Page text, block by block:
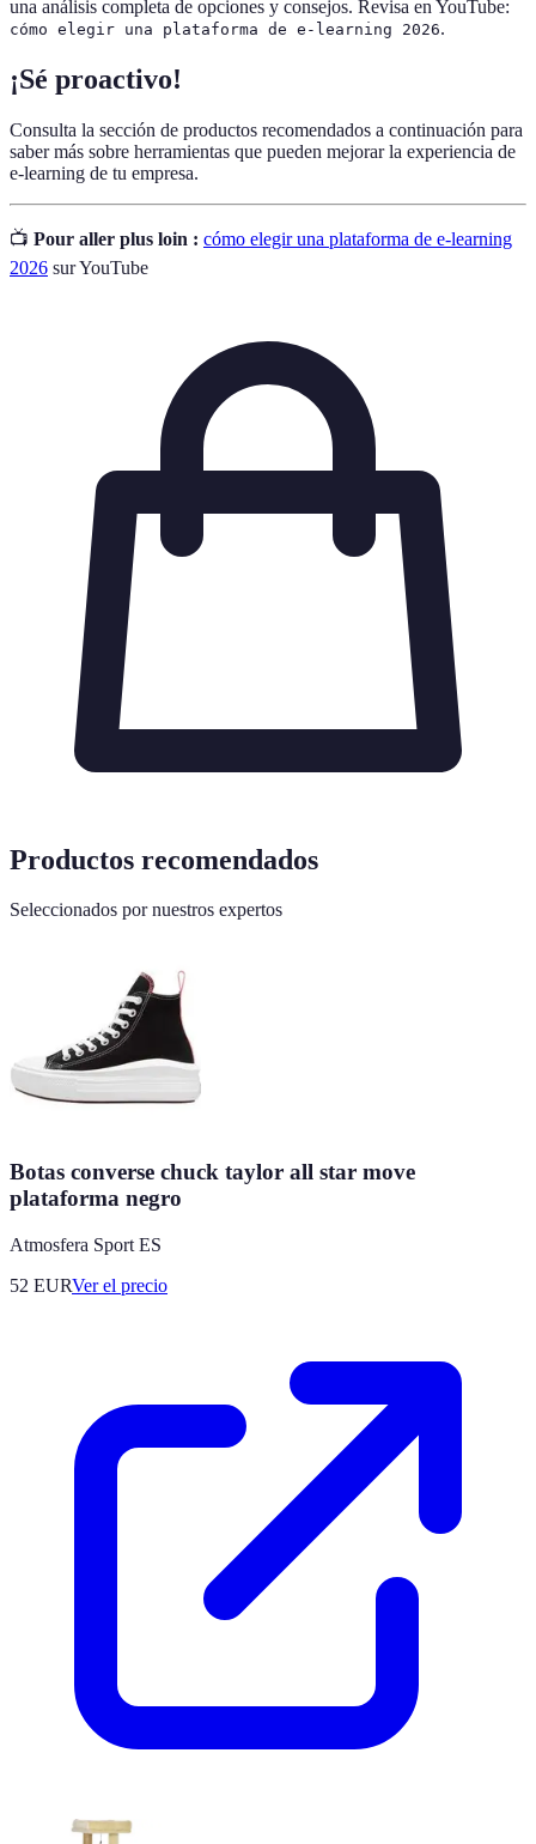
una análisis completa de opciones y consejos. Revisa en YouTube:
cómo elegir una plataforma de e-learning 2026.
¡Sé proactivo!
Consulta la sección de productos recomendados a continuación para
saber más sobre herramientas que pueden mejorar la experiencia de
e-learning de tu empresa.
📺 Pour aller plus loin : cómo elegir una plataforma de e-learning
2026 sur YouTube
Productos recomendados
Seleccionados por nuestros expertos
Botas converse chuck taylor all star move
plataforma negro
Atmosfera Sport ES
52 EURVer el precio